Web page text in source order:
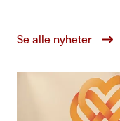
Se alle nyheter